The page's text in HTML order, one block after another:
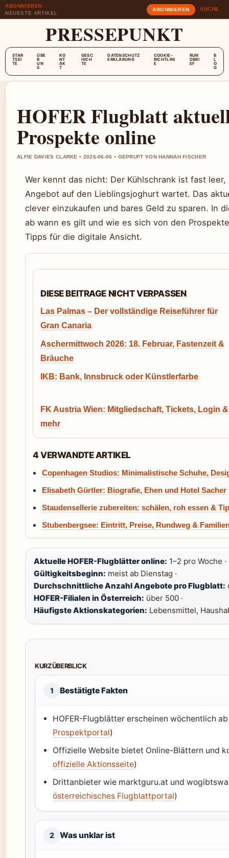
ABONNIEREN
NEUESTE ARTIKEL
ABONNIEREN SUCHE
PRESSEPUNKT
STAR
TSEI
TE
ÜBE
R
UN
S
KO
NT
AK
T
GESC
HICH
TE
DATENSCHUTZ
ERKLÄRUNG
COOKIE-
RICHTLINI
E
RUN
DBRI
EF
B
L
O
G
HOFER Flugblatt
Prospekte online
ALFIE DAVIES CLARKE • 2026-06-06 • GEPRUFT VON HANNAH FISCHER
Wer kennt das nicht: Der Kühlschrank ist fast
Angebot auf den Lieblingsjoghurt wartet. Das
clever einzukaufen und bares Geld zu sparen. In
ab wann es gilt und wie es sich von den
Tipps für die digitale Ansicht.
DIESE BEITRAGE NICHT VERPASSEN
Las Palmas – Der vollständige Reiseführer für
Gran Canaria
Aschermittwoch 2026: 18. Februar, Fastenzeit &
Bräuche
IKB: Bank, Innsbruck oder Künstlerfarbe
FK Austria Wien: Mitgliedschaft, Tickets, Login &
mehr
4 VERWANDTE ARTIKEL
Copenhagen Studios: Minimalistische Schuhe,
Elisabeth Gürtler: Biografie, Ehen und Hotel Sacher
Staudensellerie zubereiten: schälen, roh essen &
Stubenbergsee: Eintritt, Preise, Rundweg &
Aktuelle HOFER-Flugblätter online: 1–2 pro Woche ·
Gültigkeitsbeginn: meist ab Dienstag ·
Durchschnittliche Anzahl Angebote pro Flugblatt:
HOFER-Filialen in Österreich: über 500 ·
Häufigste Aktionskategorien: Lebensmittel,
KURZÜBERBLICK
1 Bestätigte Fakten
HOFER-Flugblätter erscheinen wöchentlich
Prospektportal)
Offizielle Website bietet Online-Blättern und
offizielle Aktionsseite)
Drittanbieter wie marktguru.at und
österreichisches Flugblattportal)
2 Was unklar ist